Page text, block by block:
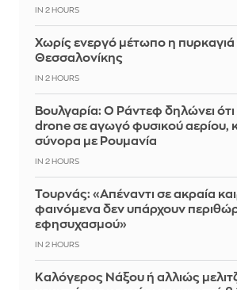
IN 2 HOURS
Χωρίς ενεργό μέτωπο η πυρκαγιά
Θεσσαλονίκης
IN 2 HOURS
Βουλγαρία: Ο Ράντεφ δηλώνει
drone σε αγωγό φυσικού αερίου,
σύνορα με Ρουμανία
IN 2 HOURS
Τουρνάς: «Απέναντι σε ακραία
φαινόμενα δεν υπάρχουν
εφησυχασμού»
IN 2 HOURS
Καλόγερος Νάξου ή αλλιώς